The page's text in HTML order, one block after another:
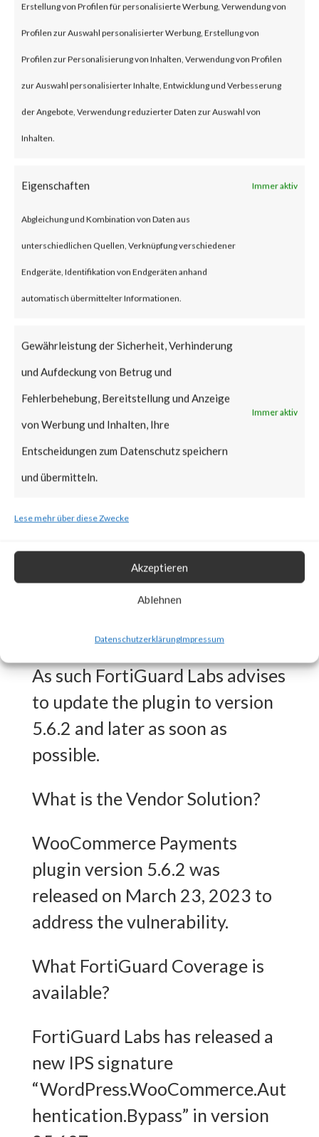
Erstellung von Profilen für personalisierte Werbung, Verwendung von
Profilen zur Auswahl personalisierter Werbung, Erstellung von
Profilen zur Personalisierung von Inhalten, Verwendung von Profilen
zur Auswahl personalisierter Inhalte, Entwicklung und Verbesserung
der Angebote, Verwendung reduzierter Daten zur Auswahl von
Inhalten.
Eigenschaften Immer aktiv
Abgleichung und Kombination von Daten aus
unterschiedlichen Quellen, Verknüpfung verschiedener
Endgeräte, Identifikation von Endgeräten anhand
automatisch übermittelter Informationen.
Gewährleistung der Sicherheit, Verhinderung
und Aufdeckung von Betrug und
Fehlerbehebung, Bereitstellung und Anzeige
von Werbung und Inhalten, Ihre
Entscheidungen zum Datenschutz speichern
und übermitteln.
Immer aktiv
Lese mehr über diese Zwecke
Akzeptieren
Ablehnen
DatenschutzerklärungImpressum
CVE-2023-28121 is an
authentication bypass
vulnerability affecting the
WooCommerce Payments
plugin version 4.8.0 through
5.6.1. Successful exploitation of
admin privileges on the
WordPress websites installed
with the vulnerable version of
the plugin enabled.
According to NIST (National
Institute of Standards and
Technology), CVE-2023-28121
has a CVSS base score of 9.8 and
is rated critical.
WooCommerce Payments is a
popular plugin (>600,000 active
be actively exploited in the wild.
As such FortiGuard Labs advises
to update the plugin to version
5.6.2 and later as soon as
possible.
What is the Vendor Solution?
WooCommerce Payments
plugin version 5.6.2 was
released on March 23, 2023 to
address the vulnerability.
What FortiGuard Coverage is
available?
FortiGuard Labs has released a
new IPS signature
“WordPress.WooCommerce.Aut
hentication.Bypass” in version